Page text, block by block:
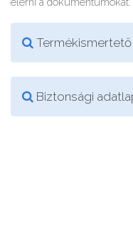
Biztonsági